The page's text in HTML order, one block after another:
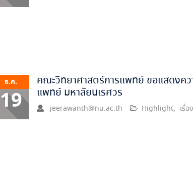
ธ.ค.
19
คณะวิทยาศาสตร์การแพทย์ ขอแสดงค
แพทย์ มหาลัยนเรศวร
jeerawanth@nu.ac.th Highlight, เรื่อ